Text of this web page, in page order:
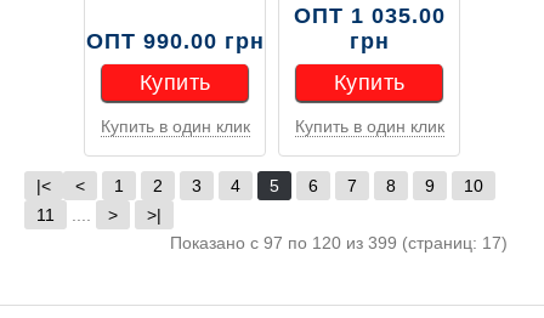
ОПТ 990.00 грн
Купить
Купить
Купить в один клик
ОПТ 1 035.00
грн
Купить
Купить
Купить в один клик
|< < 1 2 3 4 5 6 7 8 9
10
11
.... >
>|
Показано с 97 по 120 из 399 (страниц: 17)